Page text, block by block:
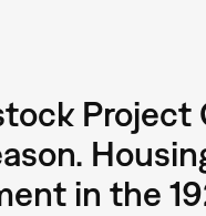
Project
in the